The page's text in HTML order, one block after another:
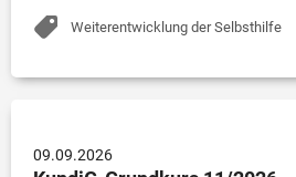
Weiterentwicklung der Selbsthilfe
09.09.2026